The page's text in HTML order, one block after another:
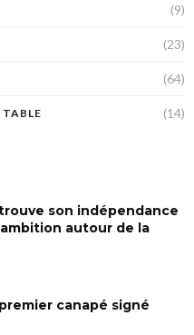
(9)
(23)
(64)
TABLE (14)
son indépendance
autour de la
canapé signé